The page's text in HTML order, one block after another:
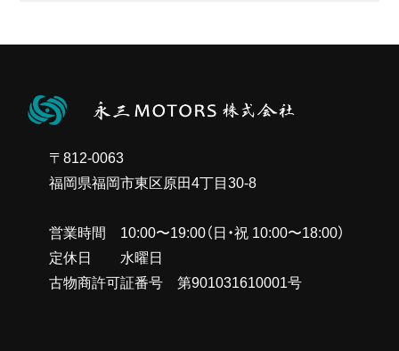
〒812-0063
福岡県福岡市東区原田4丁目30-8
営業時間 10:00〜19:00（日・祝 10:00〜18:00）
定休日 水曜日
古物商許可証番号 第901031610001号